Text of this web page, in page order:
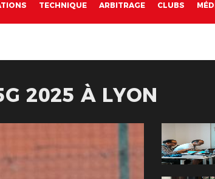
TECHNIQUE ARBITRAGE CLUBS
2025 À LYON